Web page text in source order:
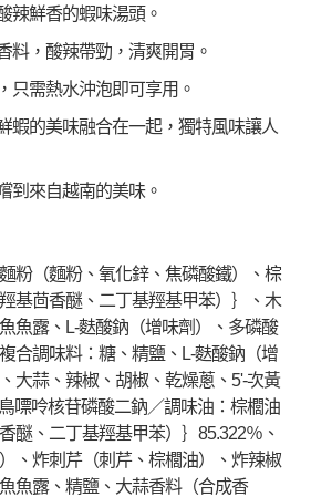
辣鮮香的蝦味湯頭。
料，酸辣帶勁，清爽開胃。
只需熱水沖泡即可享用。
蝦的美味融合在一起，獨特風味讓人
到來自越南的美味。
粉（麵粉、氧化鋅、焦磷酸鐵）、棕
基茴香醚、二丁基羥基甲苯）｝、木
魚露、L-麩酸鈉（增味劑）、多磷酸
合調味料：糖、精鹽、L-麩酸鈉（增
大蒜、辣椒、胡椒、乾燥蔥、5'-次黃
嘌呤核苷磷酸二鈉／調味油：棕櫚油
醚、二丁基羥基甲苯）｝85.322％、
、​​炸刺芹（刺芹、棕櫚油）、炸辣椒
魚露、精鹽、大蒜香料（合成香